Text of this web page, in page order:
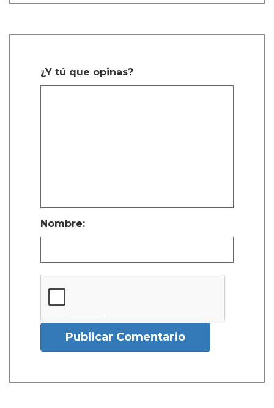
¿Y tú que opinas?
Nombre:
Publicar Comentario